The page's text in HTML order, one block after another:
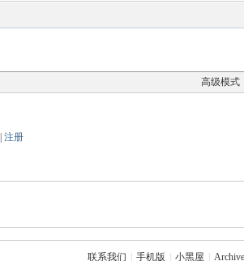
高级模式
注册
联系我们 手机版 小黑屋